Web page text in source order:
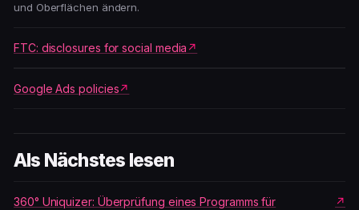
und Oberflächen ändern.
FTC: disclosures for social media
Google Ads policies
Als Nächstes lesen
360° Uniquizer: Überprüfung eines Programms für